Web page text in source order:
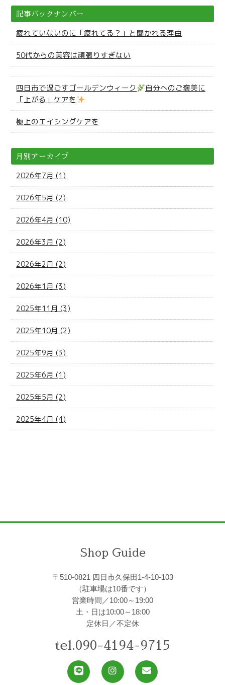
記事バックナンバー
疲れていないのに「疲れてる？」と聞かれる理由
50代からの美容は頑張りすぎない
四日市で過ごすゴールデンウィーク
自分へのご褒美に
「上がる」ケアを
極上のエイシングケアを
月別アーカイブ
2026年7月 (1)
2026年5月 (2)
2026年4月 (10)
2026年3月 (2)
2026年2月 (2)
2026年1月 (3)
2025年11月 (3)
2025年10月 (2)
2025年9月 (3)
2025年6月 (1)
2025年5月 (2)
2025年4月 (4)
Shop Guide
〒510-0821 四日市久保田1-4-10-103
（駐車場は10番です）
営業時間／10:00～19:00
土・日は10:00～18:00
定休日／不定休
tel.090-4194-9715